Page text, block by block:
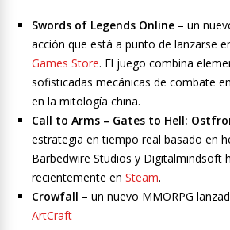
Swords of Legends Online – un
acción que está a punto de lanzarse
Games Store. El juego combina
sofisticadas mecánicas de combate
en la mitología china.
Call to Arms – Gates to Hell:
estrategia en tiempo real basado en
Barbedwire Studios y Digitalmindsoft
recientemente en Steam.
Crowfall – un nuevo MMORPG
ArtCraft